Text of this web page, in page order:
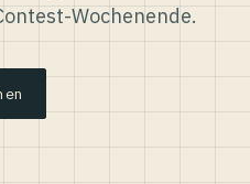
Wochenende.